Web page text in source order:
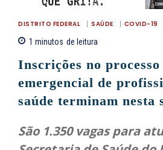
DISTRITO FEDERAL SAÚDE COVID-19
1 minutos de leitura
Inscrições no
emergencial de
saúde terminam nesta
São 1.350 vagas para